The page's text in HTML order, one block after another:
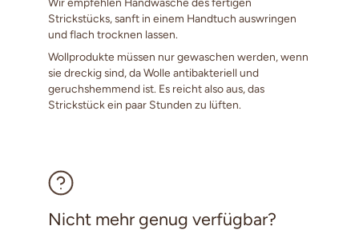
Strickstücks, sanft in einem Handtuch auswringen
und flach trocknen lassen.
Wollprodukte müssen nur gewaschen werden, wenn
sie dreckig sind, da Wolle antibakteriell und
geruchshemmend ist. Es reicht also aus, das
Strickstück ein paar Stunden zu lüften.
Nicht mehr genug verfügbar?